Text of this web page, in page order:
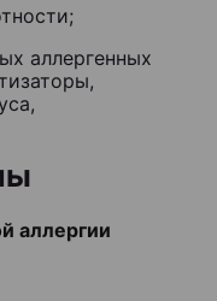
аллергенных
аллергии